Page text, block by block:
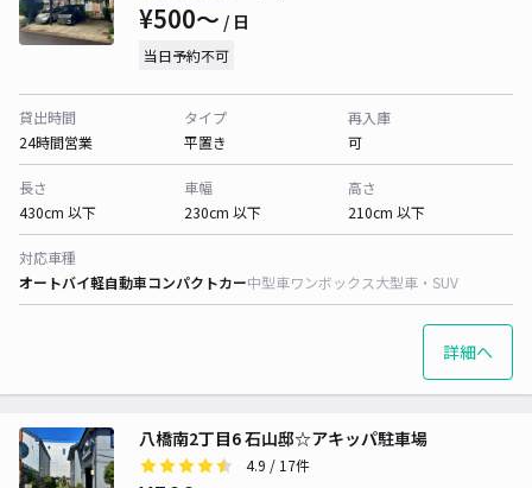
¥500〜 / 日
当日予約不可
貸出時間
24時間営業
タイプ
平置き
再入庫
可
長さ
430cm 以下
車幅
230cm 以下
高さ
210cm 以下
対応車種
オートバイ軽自動車コンパクトカー中型車ワンボックス大型車・SUV
詳細へ
八橋南2丁目6 石山邸☆アキッパ駐車場
4.9 / 17件